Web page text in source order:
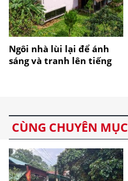
Ngôi nhà lùi lại để ánh
sáng và tranh lên tiếng
CÙNG CHUYÊN MỤC